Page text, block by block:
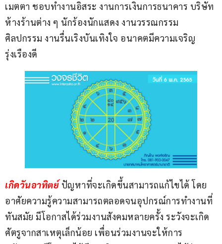
เมตตา ชอบทำงานอิสระ งานการเงินการธนาคาร บริษัท
ห้างร้านต่าง ๆ นักร้องนักแสดง งานวรรณกรรม
ศิลปกรรม งานรื่นเริงบันเทิงใจ อนาคตมีความเจริญ
รุ่งเรืองดี
เกิดวันอาทิตย์ ปัญหาที่จะเกิดขึ้นสามารถแก้ไขได้ โดย
อาศัยความรู้ความสามารถตลอดจนอุปกรณ์การทำงานที่
ทันสมัย มีโอกาสได้ร่วมงานสังคมหลายครั้ง ระวังจะเกิด
ศัตรูจากสาเหตุเล็กน้อย เพื่อนร่วมงานจะให้การ